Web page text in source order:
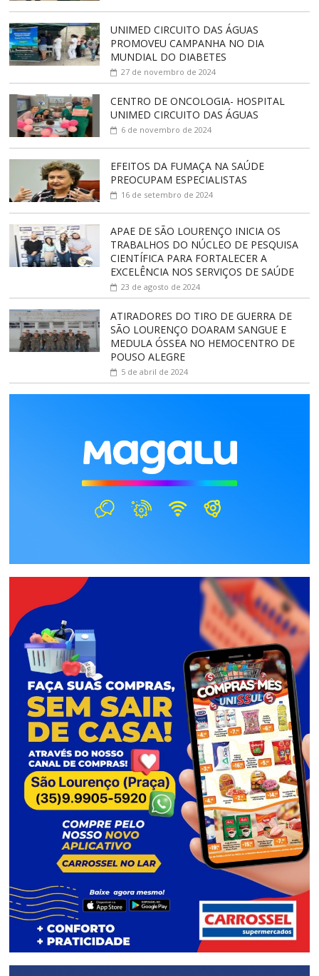
UNIMED CIRCUITO DAS ÁGUAS
PROMOVEU CAMPANHA NO DIA
MUNDIAL DO DIABETES
27 de novembro de 2024
CENTRO DE ONCOLOGIA- HOSPITAL
UNIMED CIRCUITO DAS ÁGUAS
6 de novembro de 2024
EFEITOS DA FUMAÇA NA SAÚDE
PREOCUPAM ESPECIALISTAS
16 de setembro de 2024
APAE DE SÃO LOURENÇO INICIA OS
TRABALHOS DO NÚCLEO DE PESQUISA
CIENTÍFICA PARA FORTALECER A
EXCELÊNCIA NOS SERVIÇOS DE SAÚDE
23 de agosto de 2024
ATIRADORES DO TIRO DE GUERRA DE
SÃO LOURENÇO DOARAM SANGUE E
MEDULA ÓSSEA NO HEMOCENTRO DE
POUSO ALEGRE
5 de abril de 2024